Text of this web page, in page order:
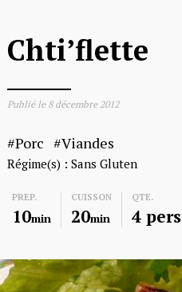
Chti’flette
Publié le 8 décembre 2012
Porc Viandes
Régime(s) : Sans Gluten
PREP.
10min
CUISSON
20min
QTE.
4 pers